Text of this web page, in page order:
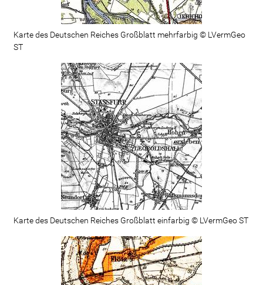
Karte des Deutschen Reiches Großblatt mehrfarbig © LVermGeo
ST
Karte des Deutschen Reiches Großblatt einfarbig © LVermGeo ST